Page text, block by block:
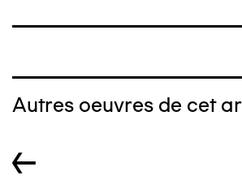
Autres oeuvres de cet
←